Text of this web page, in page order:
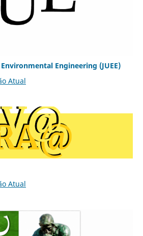
Engineering (JUEE)
Atual
Atual